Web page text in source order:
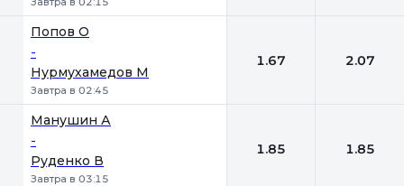
Попов О
-
Нурмухамедов М
Завтра в 02:45
1.67 2.07
Манушин А
-
Руденко В
Завтра в 03:15
1.85 1.85